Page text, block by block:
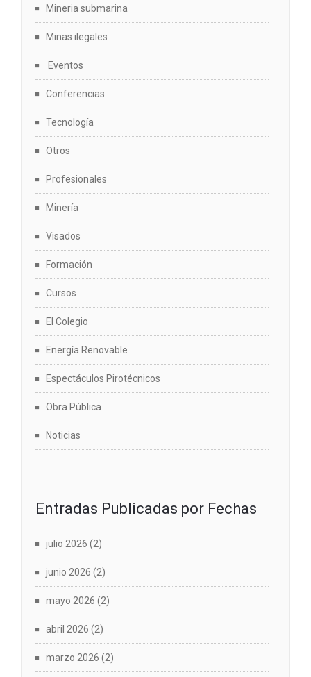
Mineria submarina
Minas ilegales
·Eventos
Conferencias
Tecnología
Otros
Profesionales
Minería
Visados
Formación
Cursos
El Colegio
Energía Renovable
Espectáculos Pirotécnicos
Obra Pública
Noticias
Entradas Publicadas por Fechas
julio 2026 (2)
junio 2026 (2)
mayo 2026 (2)
abril 2026 (2)
marzo 2026 (2)